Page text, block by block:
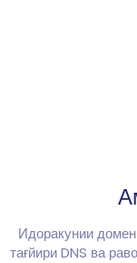
Идоракунии
тағйири DNS ва